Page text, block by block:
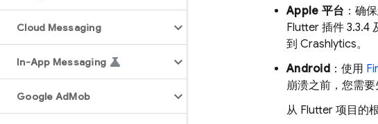
Cloud Messaging
In-App Messaging
Google AdMob
Apple 平台 ：确
Flutter 插件 3.3.4
到 Crashlytics。
Android：使用
崩溃之前，您需要
从 Flutter 项目的